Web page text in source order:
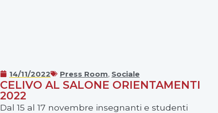
14/11/2022 Press Room, Sociale
CELIVO AL SALONE ORIENTAMENTI
2022
Dal 15 al 17 novembre insegnanti e studenti